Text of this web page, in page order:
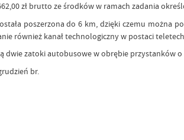
zł brutto ze środków w ramach zadania
poszerzona do 6 km, dzięki czemu można
również kanał technologiczny w postaci
dwie zatoki autobusowe w obrębie przystanków
br.